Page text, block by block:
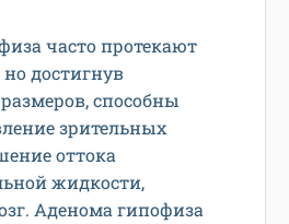
часто протекают
достигнув
способны
зрительных
оттока
жидкости,
Аденома гипофиза